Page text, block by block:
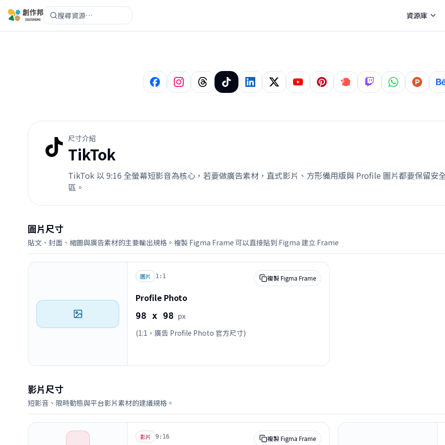
搜尋資源… 資源庫
尺寸介紹
TikTok
TikTok 以 9:16 全螢幕短影音為核心，若要做廣告素材，直式影片、方形備用版與 Profile 圖片都要保留安
區。
圖片尺寸
貼文、封面、縮圖與廣告素材的主要輸出規格。複製 Figma Frame 可以直接貼到 Figma 建立 Frame
圖片 1:1 複製 Figma Frame
Profile Photo
98 x 98 px
(1:1，廣告 Profile Photo 官方尺寸)
影片尺寸
短影音、限時動態與平台影片素材的建議規格。
影片 9:16 複製 Figma Frame